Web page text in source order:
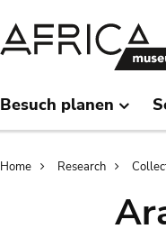
Besuch planen
Home Research